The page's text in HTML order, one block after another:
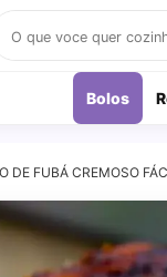
receitas
Bolos
DE FUBÁ CREMOSO